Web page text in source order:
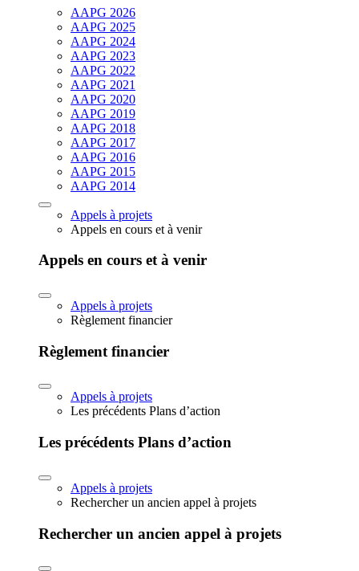
AAPG 2026
AAPG 2025
AAPG 2024
AAPG 2023
AAPG 2022
AAPG 2021
AAPG 2020
AAPG 2019
AAPG 2018
AAPG 2017
AAPG 2016
AAPG 2015
AAPG 2014
Appels à projets
Appels en cours et à venir
Appels en cours et à venir
Appels à projets
Règlement financier
Règlement financier
Appels à projets
Les précédents Plans d’action
Les précédents Plans d’action
Appels à projets
Rechercher un ancien appel à projets
Rechercher un ancien appel à projets